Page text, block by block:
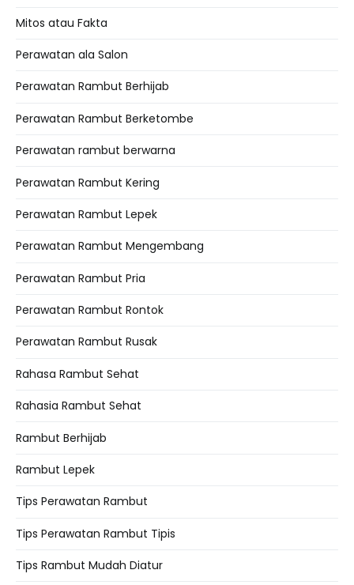
Mitos atau Fakta
Perawatan ala Salon
Perawatan Rambut Berhijab
Perawatan Rambut Berketombe
Perawatan rambut berwarna
Perawatan Rambut Kering
Perawatan Rambut Lepek
Perawatan Rambut Mengembang
Perawatan Rambut Pria
Perawatan Rambut Rontok
Perawatan Rambut Rusak
Rahasa Rambut Sehat
Rahasia Rambut Sehat
Rambut Berhijab
Rambut Lepek
Tips Perawatan Rambut
Tips Perawatan Rambut Tipis
Tips Rambut Mudah Diatur